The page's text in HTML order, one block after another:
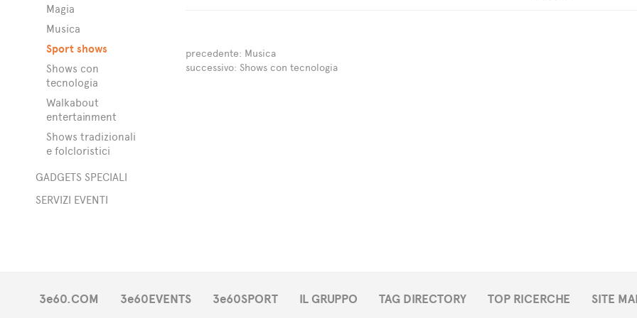
Magia
Musica
Sport shows
Shows con
tecnologia
Walkabout
entertainment
Shows tradizionali
e folcloristici
GADGETS SPECIALI
SERVIZI EVENTI
precedente: Musica
successivo: Shows con tecnologia
3e60.COM 3e60EVENTS 3e60SPORT IL GRUPPO TAG DIRECTORY TOP RICERCHE SITE